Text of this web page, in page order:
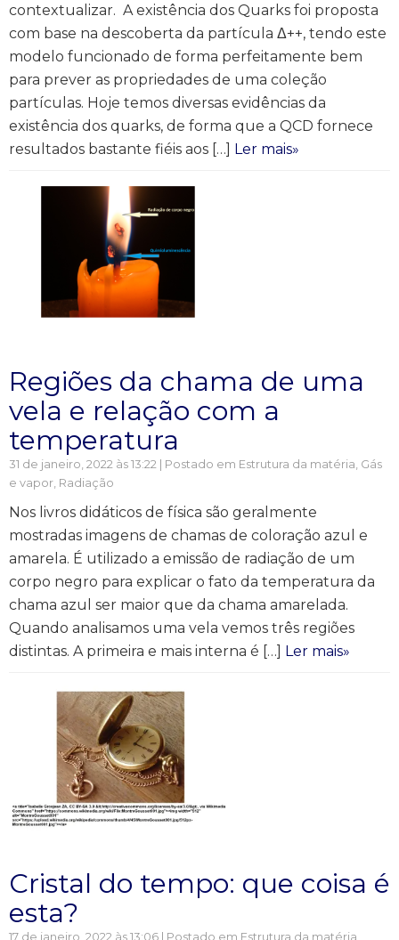
contextualizar. A existência dos Quarks foi proposta
com base na descoberta da partícula Δ++, tendo este
modelo funcionado de forma perfeitamente bem
para prever as propriedades de uma coleção
partículas. Hoje temos diversas evidências da
existência dos quarks, de forma que a QCD fornece
resultados bastante fiéis aos […] Ler mais»
Regiões da chama de uma
vela e relação com a
temperatura
31 de janeiro, 2022 às 13:22 | Postado em Estrutura da matéria, Gás
e vapor, Radiação
Nos livros didáticos de física são geralmente
mostradas imagens de chamas de coloração azul e
amarela. É utilizado a emissão de radiação de um
corpo negro para explicar o fato da temperatura da
chama azul ser maior que da chama amarelada.
Quando analisamos uma vela vemos três regiões
distintas. A primeira e mais interna é […] Ler mais»
Cristal do tempo: que coisa é
esta?
17 de janeiro, 2022 às 13:06 | Postado em Estrutura da matéria